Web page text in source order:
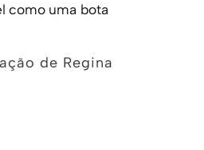
como uma bota
de Regina